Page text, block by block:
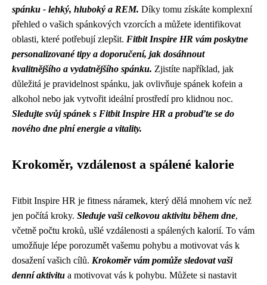
spánku - lehký, hluboký a REM. Díky tomu získáte komplexní
přehled o vašich spánkových vzorcích a můžete identifikovat
oblasti, které potřebují zlepšit. Fitbit Inspire HR vám poskytne
personalizované tipy a doporučení, jak dosáhnout
kvalitnějšího a vydatnějšího spánku. Zjistíte například, jak
důležitá je pravidelnost spánku, jak ovlivňuje spánek kofein a
alkohol nebo jak vytvořit ideální prostředí pro klidnou noc.
Sledujte svůj spánek s Fitbit Inspire HR a probuďte se do
nového dne plní energie a vitality.
Krokoměr, vzdálenost a spálené kalorie
Fitbit Inspire HR je fitness náramek, který dělá mnohem víc než
jen počítá kroky. Sleduje vaši celkovou aktivitu během dne,
včetně počtu kroků, ušlé vzdálenosti a spálených kalorií. To vám
umožňuje lépe porozumět vašemu pohybu a motivovat vás k
dosažení vašich cílů. Krokoměr vám pomůže sledovat vaši
denní aktivitu a motivovat vás k pohybu. Můžete si nastavit